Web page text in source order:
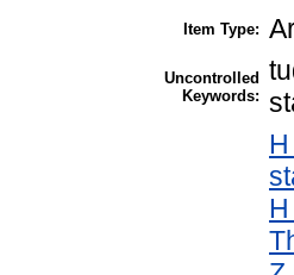
Item Type:
Uncontrolled
Keywords: